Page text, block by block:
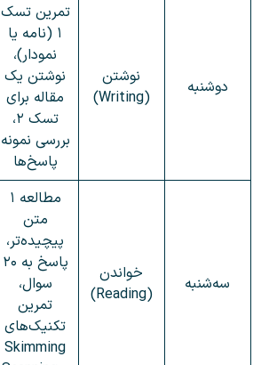
دوشنبه
نوشتن
(Writing)
تمرین تسک
۱ (نامه یا
نمودار)،
نوشتن یک
مقاله برای
تسک ۲،
بررسی نمونه
پاسخ‌ها
سه‌شنبه
خواندن
(Reading)
مطالعه ۱
متن
پیچیده‌تر،
پاسخ به ۲۰
سوال،
تمرین
تکنیک‌های
Skimming